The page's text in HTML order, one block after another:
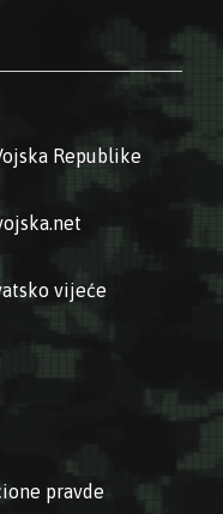
Republike
vijeće
pravde